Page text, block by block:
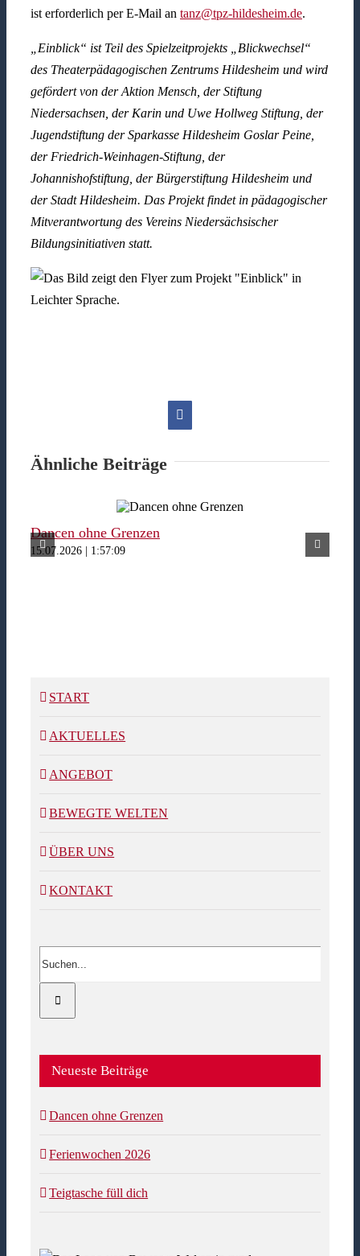
ist erforderlich per E-Mail an tanz@tpz-hildesheim.de.
„Einblick“ ist Teil des Spielzeitprojekts „Blickwechsel“
des Theaterpädagogischen Zentrums Hildesheim und wird
gefördert von der Aktion Mensch, der Stiftung
Niedersachsen, der Karin und Uwe Hollweg Stiftung, der
Jugendstiftung der Sparkasse Hildesheim Goslar Peine,
der Friedrich-Weinhagen-Stiftung, der
Johannishofstiftung, der Bürgerstiftung Hildesheim und
der Stadt Hildesheim. Das Projekt findet in pädagogischer
Mitverantwortung des Vereins Niedersächsischer
Bildungsinitiativen statt.
Facebook
Ähnliche Beiträge
Dancen ohne Grenzen
15.07.2026 | 1:57:09
START
AKTUELLES
ANGEBOT
BEWEGTE WELTEN
ÜBER UNS
KONTAKT
Neueste Beiträge
Dancen ohne Grenzen
Ferienwochen 2026
Teigtasche füll dich